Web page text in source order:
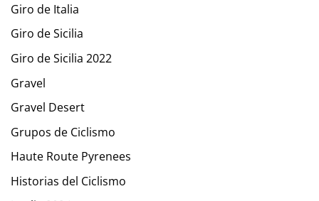
Giro de Italia
Giro de Sicilia
Giro de Sicilia 2022
Gravel
Gravel Desert
Grupos de Ciclismo
Haute Route Pyrenees
Historias del Ciclismo